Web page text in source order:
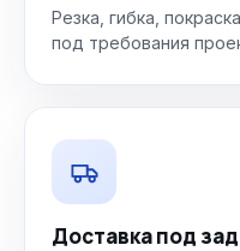
Резка, гибка,
под требования
Доставка под